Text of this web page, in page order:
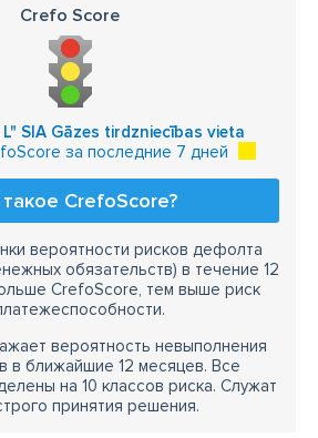
Crefo Score
SIA Gāzes tirdzniecības vieta
за последние 7 дней
CrefoScore?
вероятности рисков дефолта
обязательств) в течение 12
CrefoScore, тем выше риск
вероятность невыполнения
в ближайшие 12 месяцев. Все
на 10 классов риска. Служат
принятия решения.